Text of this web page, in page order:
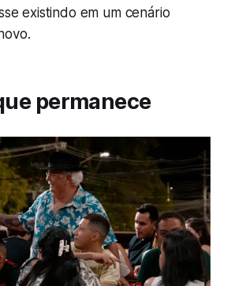
existindo em um cenário
permanece